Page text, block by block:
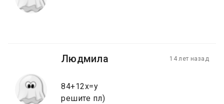
Людмила 14 лет назад
84+12x=y
решите пл)